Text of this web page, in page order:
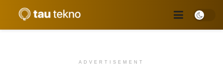
ADVERTISEMENT